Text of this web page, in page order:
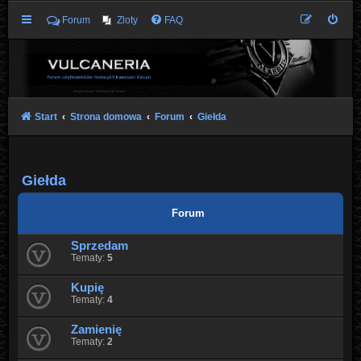
Forum Zloty FAQ
Start Strona domowa Forum Giełda
Giełda
Forum
Sprzedam
Tematy: 5
Kupię
Tematy: 4
Zamienię
Tematy: 2